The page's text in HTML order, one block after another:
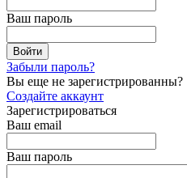
Ваш пароль
Забыли пароль?
Вы еще не зарегистрированны?
Создайте аккаунт
Зарегистрироваться
Ваш email
Ваш пароль